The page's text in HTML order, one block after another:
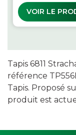
VOIR LE
Tapis 6811
référence
Tapis. Proposé
produit est